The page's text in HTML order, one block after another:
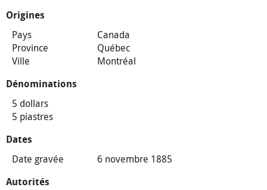
Origines
Pays
Canada
Province
Québec
Ville
Montréal
Dénominations
5 dollars
5 piastres
Dates
Date gravée 6 novembre 1885
Autorités